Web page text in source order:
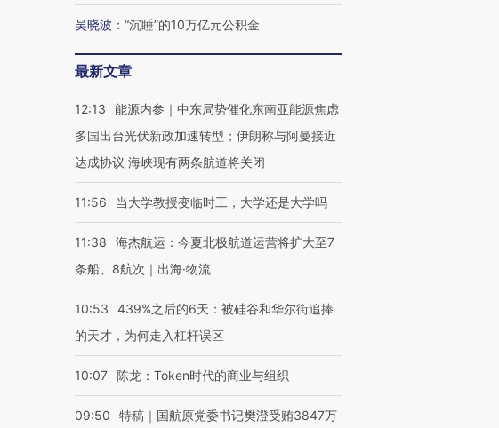
吴晓波 ： “沉睡”的10万亿元公积金
最新文章
12:13
能源内参｜中东局势催化东南亚能源焦虑
多国出台光伏新政加速转型；伊朗称与阿曼接近
达成协议 海峡现有两条航道将关闭
11:56 当大学教授变临时工，大学还是大学吗
11:38
海杰航运：今夏北极航道运营将扩大至7
条船、8航次｜出海·物流
10:53
439%之后的6天：被硅谷和华尔街追捧
的天才，为何走入杠杆误区
10:07 陈龙：Token时代的商业与组织
09:50
特稿｜国航原党委书记樊澄受贿3847万